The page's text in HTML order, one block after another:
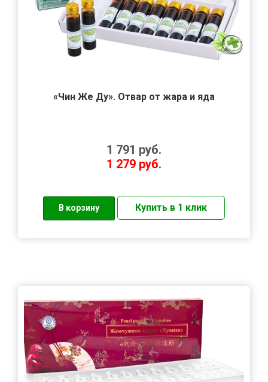
«Чин Же Ду». Отвар от жара и яда
1 791 руб.
1 279 руб.